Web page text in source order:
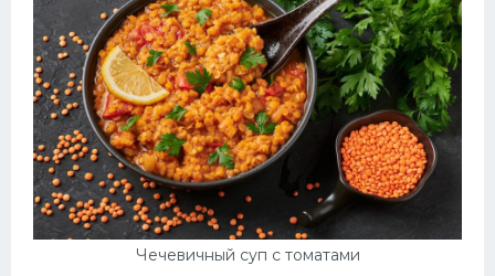
Чечевичный суп с томатами